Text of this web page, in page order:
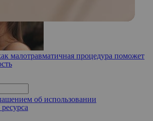
малотравматичная процедура поможет
об использовании